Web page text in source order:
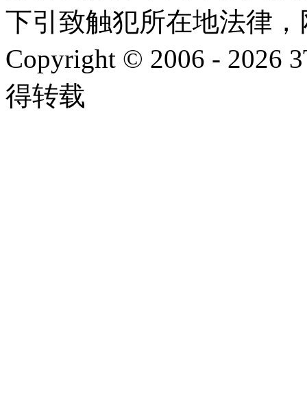
下引致触犯所在地法律
Copyright © 2006 - 2026
得转载